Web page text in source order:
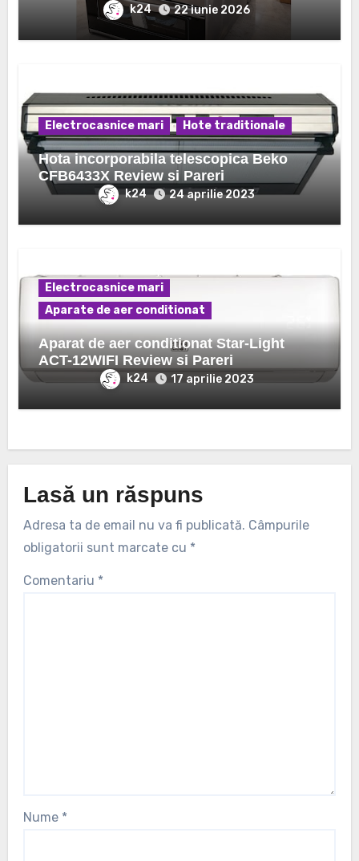
k24 22 iunie 2026
Electrocasnice mari Hote traditionale
Hota incorporabila telescopica Beko
CFB6433X Review si Pareri
k24 24 aprilie 2023
Electrocasnice mari
Aparate de aer conditionat
Aparat de aer conditionat Star-Light
ACT-12WIFI Review si Pareri
k24 17 aprilie 2023
Lasă un răspuns
Adresa ta de email nu va fi publicată. Câmpurile
obligatorii sunt marcate cu *
Comentariu *
Nume *